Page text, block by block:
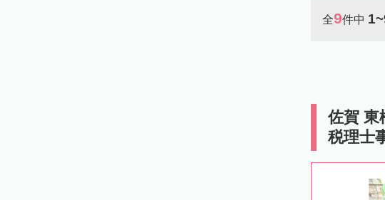
全9件中
佐賀 東
税理士